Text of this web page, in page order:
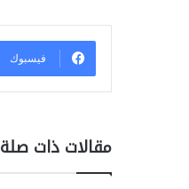
فيسبوك
مقالات ذات صلة